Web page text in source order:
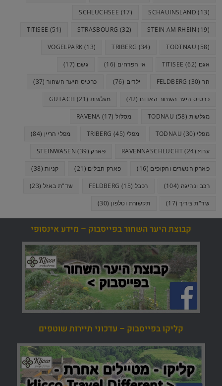
SCHAUINSLAND (13)
SCHLUCHSEE (17)
STEIN AM RHEIN (19)
STRASBOURG (32)
TITISEE (51)
TODTNAU (58)
TRIBERG (34)
VOGELPARK (13)
אגם TITISEE (62) אי הפרחים (16) גשם (17)
הר FELDBERG (30) ילדים (76) כרטיס היער השחור(37)
כרטיס היער השחור האדום (42) מגלשות GUTACH (21)
מגלשות TODNAU (58) מסלול RAVENA (17)
מפלי TODNAU (30) מפלי TRIBERG (45) מפלי הריין (84)
ערוץ RAVENNASCHLUCHT (24) פארק STEINWASEN (39)
פארק הנשרים והקופים (16) פארק חבלים (21) קניות(38)
רכב ונהיגה (104) רכבל FELDBERG (15) שד"ת באזל (23)
שד"ת ציריך (17) תקשורת וטלפון (30)
קבוצת היער השחור בפייסבוק – מידע אינסופי
קליקו בפייסבוק – עדכוני תיירות שוטפים